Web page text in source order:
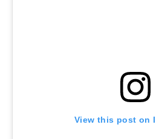
View this post on